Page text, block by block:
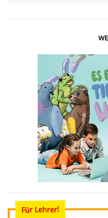
Für Lehrer!